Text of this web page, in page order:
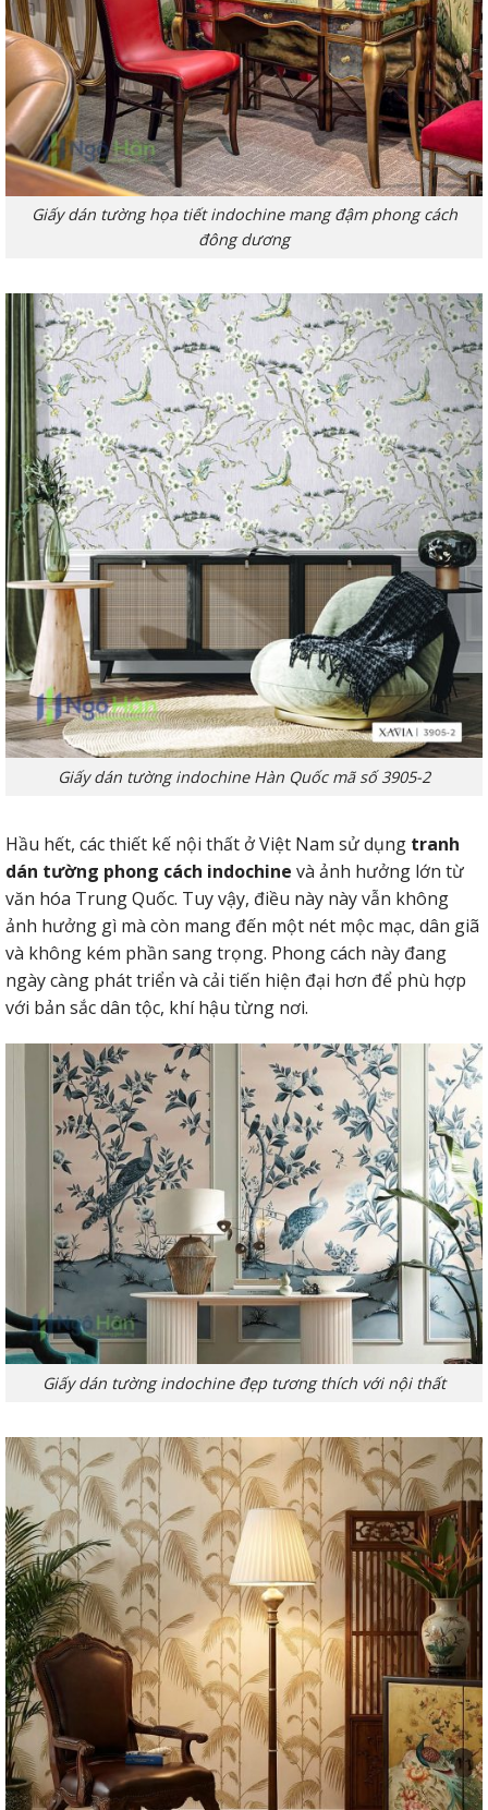
Giấy dán tường họa tiết indochine mang đậm phong cách
đông dương
Giấy dán tường indochine Hàn Quốc mã số 3905-2
Hầu hết, các thiết kế nội thất ở Việt Nam sử dụng tranh
dán tường phong cách indochine và ảnh hưởng lớn từ
văn hóa Trung Quốc. Tuy vậy, điều này này vẫn không
ảnh hưởng gì mà còn mang đến một nét mộc mạc, dân giã
và không kém phần sang trọng. Phong cách này đang
ngày càng phát triển và cải tiến hiện đại hơn để phù hợp
với bản sắc dân tộc, khí hậu từng nơi.
Giấy dán tường indochine đẹp tương thích với nội thất